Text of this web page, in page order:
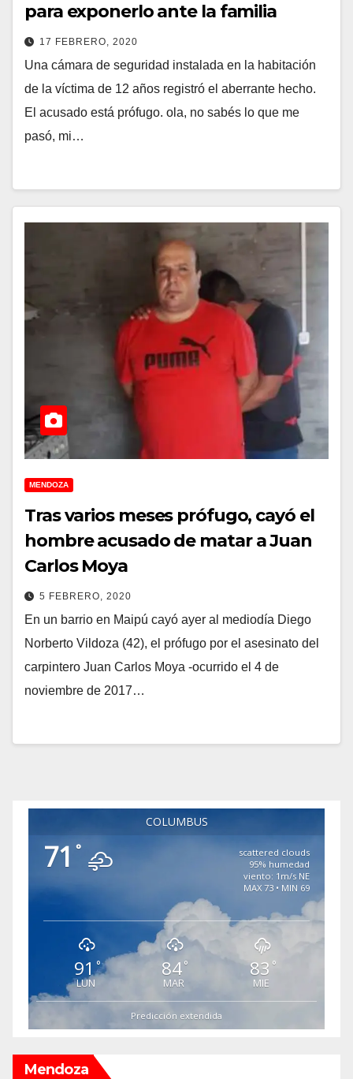
para exponerlo ante la familia
17 FEBRERO, 2020
Una cámara de seguridad instalada en la habitación
de la víctima de 12 años registró el aberrante hecho.
El acusado está prófugo. ola, no sabés lo que me
pasó, mi…
MENDOZA
Tras varios meses prófugo, cayó el
hombre acusado de matar a Juan
Carlos Moya
5 FEBRERO, 2020
En un barrio en Maipú cayó ayer al mediodía Diego
Norberto Vildoza (42), el prófugo por el asesinato del
carpintero Juan Carlos Moya -ocurrido el 4 de
noviembre de 2017…
COLUMBUS
71 °
scattered clouds
95% humedad
viento: 1m/s NE
MAX 73 • MIN 69
91 °
LUN
84°
MAR
83 °
MIE
Predicción extendida
Mendoza